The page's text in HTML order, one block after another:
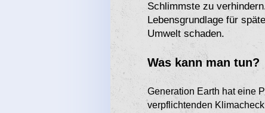
Schlimmste zu
Lebensgrundlage für
Umwelt schaden.
Was kann man tun?
Generation Earth hat eine
verpflichtenden